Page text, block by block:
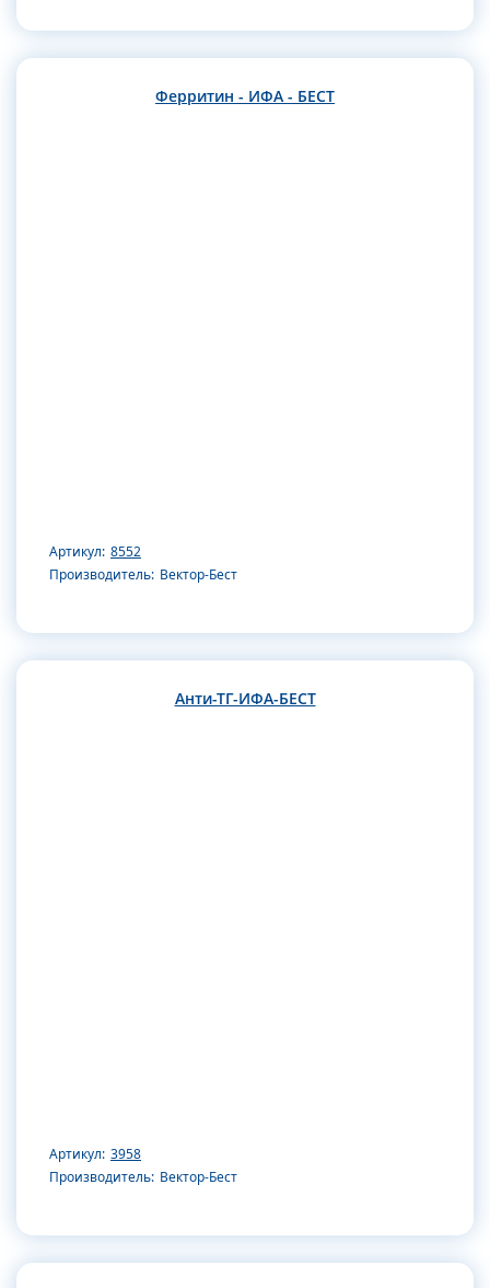
Ферритин - ИФА - БЕСТ
Артикул: 8552
Производитель: Вектор-Бест
Анти-ТГ-ИФА-БЕСТ
Артикул: 3958
Производитель: Вектор-Бест